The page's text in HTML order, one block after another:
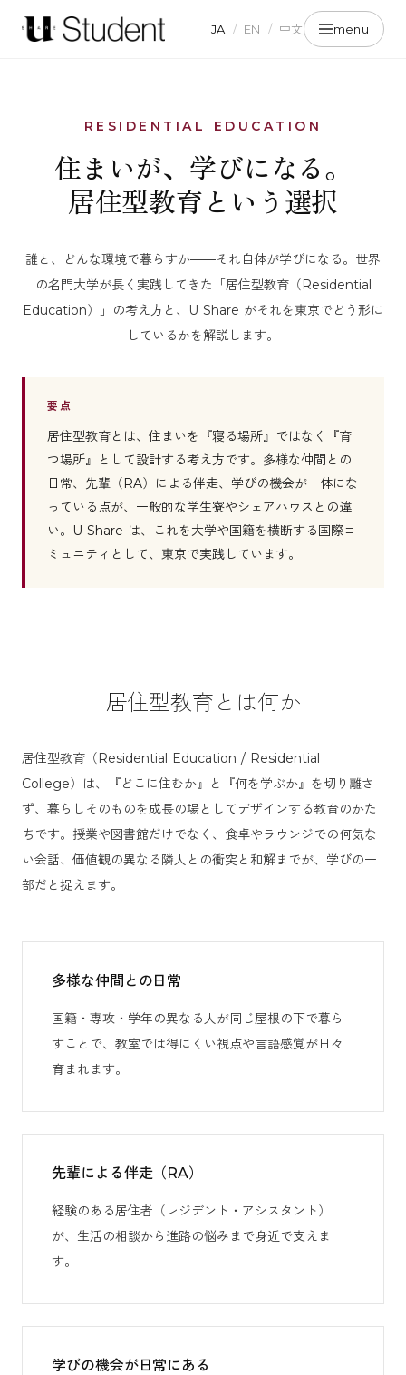
JA / EN / 中文 menu
RESIDENTIAL EDUCATION
住まいが、学びになる。
居住型教育という選択
誰と、どんな環境で暮らすか——それ自体が学びになる。世界
の名門大学が長く実践してきた「居住型教育（Residential
Education）」の考え方と、U Share がそれを東京でどう形に
しているかを解説します。
要点
居住型教育とは、住まいを『寝る場所』ではなく『育
つ場所』として設計する考え方です。多様な仲間との
日常、先輩（RA）による伴走、学びの機会が一体にな
っている点が、一般的な学生寮やシェアハウスとの違
い。U Share は、これを大学や国籍を横断する国際コ
ミュニティとして、東京で実践しています。
居住型教育とは何か
居住型教育（Residential Education / Residential
College）は、『どこに住むか』と『何を学ぶか』を切り離さ
ず、暮らしそのものを成長の場としてデザインする教育のかた
ちです。授業や図書館だけでなく、食卓やラウンジでの何気な
い会話、価値観の異なる隣人との衝突と和解までが、学びの一
部だと捉えます。
多様な仲間との日常
国籍・専攻・学年の異なる人が同じ屋根の下で暮ら
すことで、教室では得にくい視点や言語感覚が日々
育まれます。
先輩による伴走（RA）
経験のある居住者（レジデント・アシスタント）
が、生活の相談から進路の悩みまで身近で支えま
す。
学びの機会が日常にある